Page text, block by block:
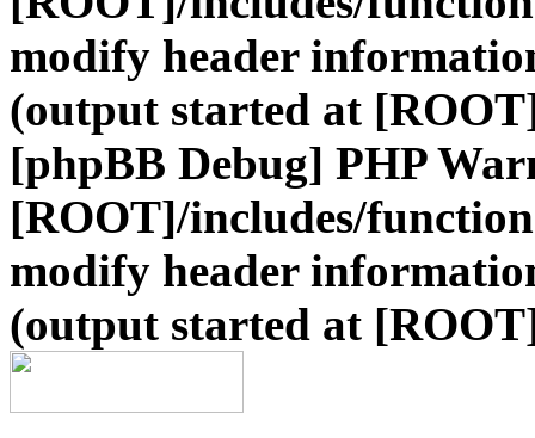
modify header
(output started at
[phpBB Debug] PHP
[ROOT]/includes/
modify header
(output started at